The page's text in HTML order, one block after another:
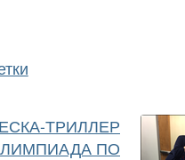
ТРИЛЛЕР
ПО